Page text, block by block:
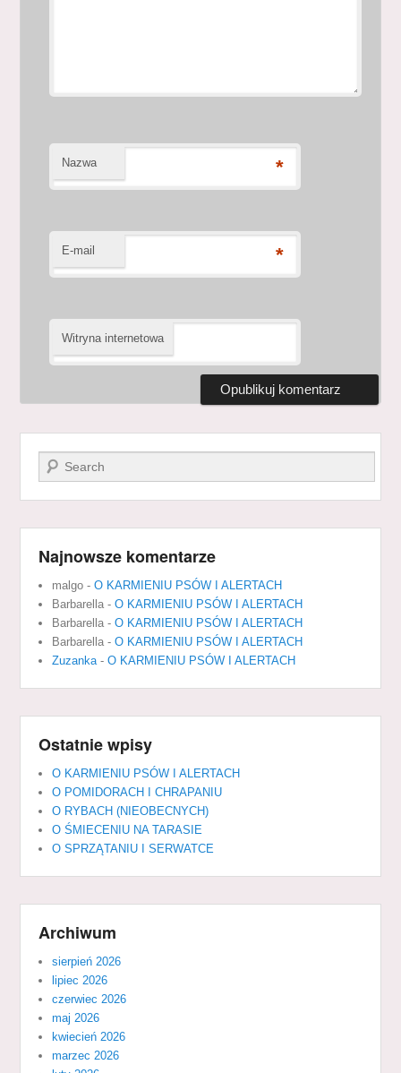
Nazwa *
E-mail *
Witryna internetowa
Szukaj
Najnowsze komentarze
malgo -O KARMIENIU PSÓW I ALERTACH
Barbarella -O KARMIENIU PSÓW I ALERTACH
Barbarella -O KARMIENIU PSÓW I ALERTACH
Barbarella -O KARMIENIU PSÓW I ALERTACH
Zuzanka -O KARMIENIU PSÓW I ALERTACH
Ostatnie wpisy
O KARMIENIU PSÓW I ALERTACH
O POMIDORACH I CHRAPANIU
O RYBACH (NIEOBECNYCH)
O ŚMIECENIU NA TARASIE
O SPRZĄTANIU I SERWATCE
Archiwum
sierpień 2026
lipiec 2026
czerwiec 2026
maj 2026
kwiecień 2026
marzec 2026